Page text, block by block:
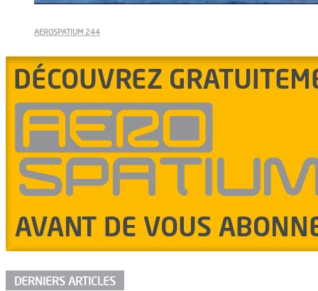
AEROSPATIUM 244
DERNIERS ARTICLES